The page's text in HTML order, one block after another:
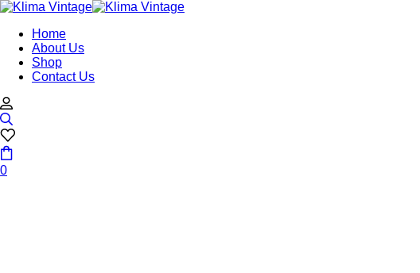
Home
About Us
Shop
Contact Us
0